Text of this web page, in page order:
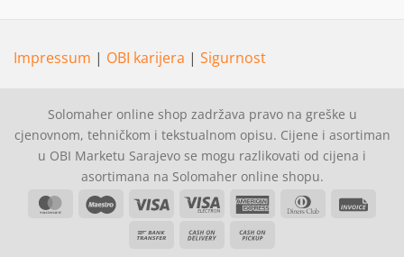
Impressum | OBI karijera | Sigurnost
Solomaher online shop zadržava pravo na greške u
cjenovnom, tehničkom i tekstualnom opisu. Cijene i asortiman
u OBI Marketu Sarajevo se mogu razlikovati od cijena i
asortimana na Solomaher online shopu.
MasterCardMaestro Visa
Visa
American Dinners
Bank
Cash